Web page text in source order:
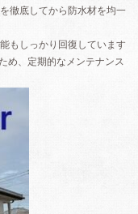
徹底してから防水材を均一
もしっかり回復しています
め、定期的なメンテナンス